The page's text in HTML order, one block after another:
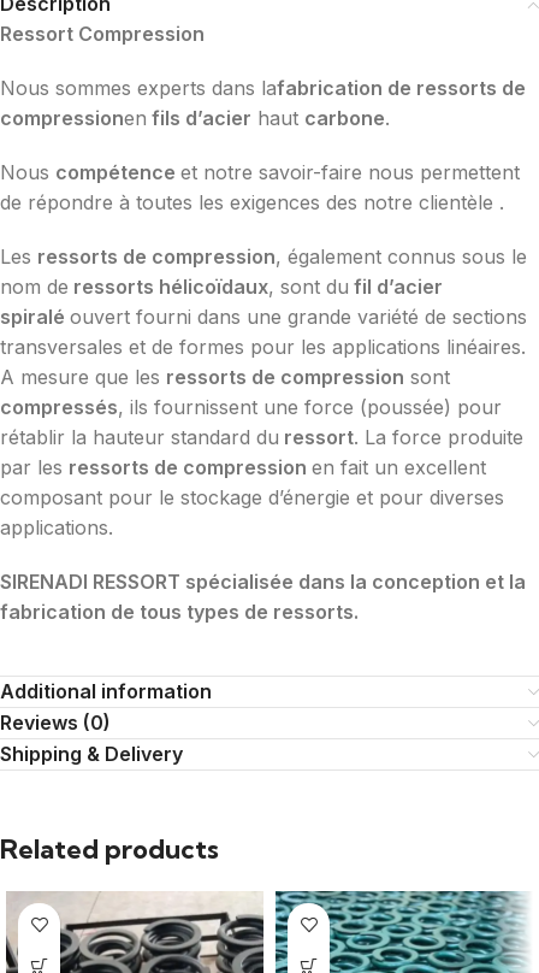
Ressort Compression
Nous sommes experts dans lafabrication de ressorts de
compressionen fils d’acier haut carbone.
Nous compétence et notre savoir-faire nous permettent
de répondre à toutes les exigences des notre clientèle .
Les ressorts de compression, également connus sous le
nom de ressorts hélicoïdaux, sont du fil d’acier
spiralé ouvert fourni dans une grande variété de sections
transversales et de formes pour les applications linéaires.
A mesure que les ressorts de compression sont
compressés, ils fournissent une force (poussée) pour
rétablir la hauteur standard du ressort. La force produite
par les ressorts de compression en fait un excellent
composant pour le stockage d’énergie et pour diverses
applications.
SIRENADI RESSORT spécialisée dans la conception et la
fabrication de tous types de ressorts.
Additional information
Reviews (0)
Shipping & Delivery
Related products